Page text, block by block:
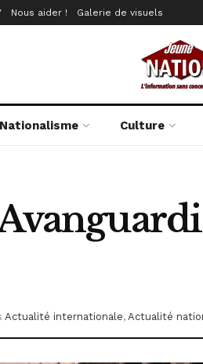
Nous aider ! Galerie de visuels
Nationalisme Culture
Actualité internationale, Actualité